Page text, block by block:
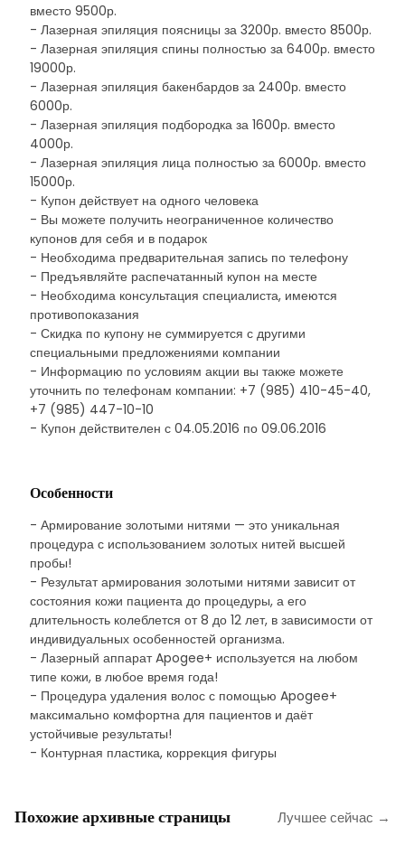
вместо 9500р.
- Лазерная эпиляция поясницы за 3200р. вместо 8500р.
- Лазерная эпиляция спины полностью за 6400р. вместо
19000р.
- Лазерная эпиляция бакенбардов за 2400р. вместо
6000р.
- Лазерная эпиляция подбородка за 1600р. вместо
4000р.
- Лазерная эпиляция лица полностью за 6000р. вместо
15000р.
- Купон действует на одного человека
- Вы можете получить неограниченное количество
купонов для себя и в подарок
- Необходима предварительная запись по телефону
- Предъявляйте распечатанный купон на месте
- Необходима консультация специалиста, имеются
противопоказания
- Скидка по купону не суммируется с другими
специальными предложениями компании
- Информацию по условиям акции вы также можете
уточнить по телефонам компании: +7 (985) 410-45-40,
+7 (985) 447-10-10
- Купон действителен с 04.05.2016 по 09.06.2016
Особенности
- Армирование золотыми нитями — это уникальная
процедура с использованием золотых нитей высшей
пробы!
- Результат армирования золотыми нитями зависит от
состояния кожи пациента до процедуры, а его
длительность колеблется от 8 до 12 лет, в зависимости от
индивидуальных особенностей организма.
- Лазерный аппарат Apogee+ используется на любом
типе кожи, в любое время года!
- Процедура удаления волос с помощью Apogee+
максимально комфортна для пациентов и даёт
устойчивые результаты!
- Контурная пластика, коррекция фигуры
Похожие архивные страницы Лучшее сейчас →